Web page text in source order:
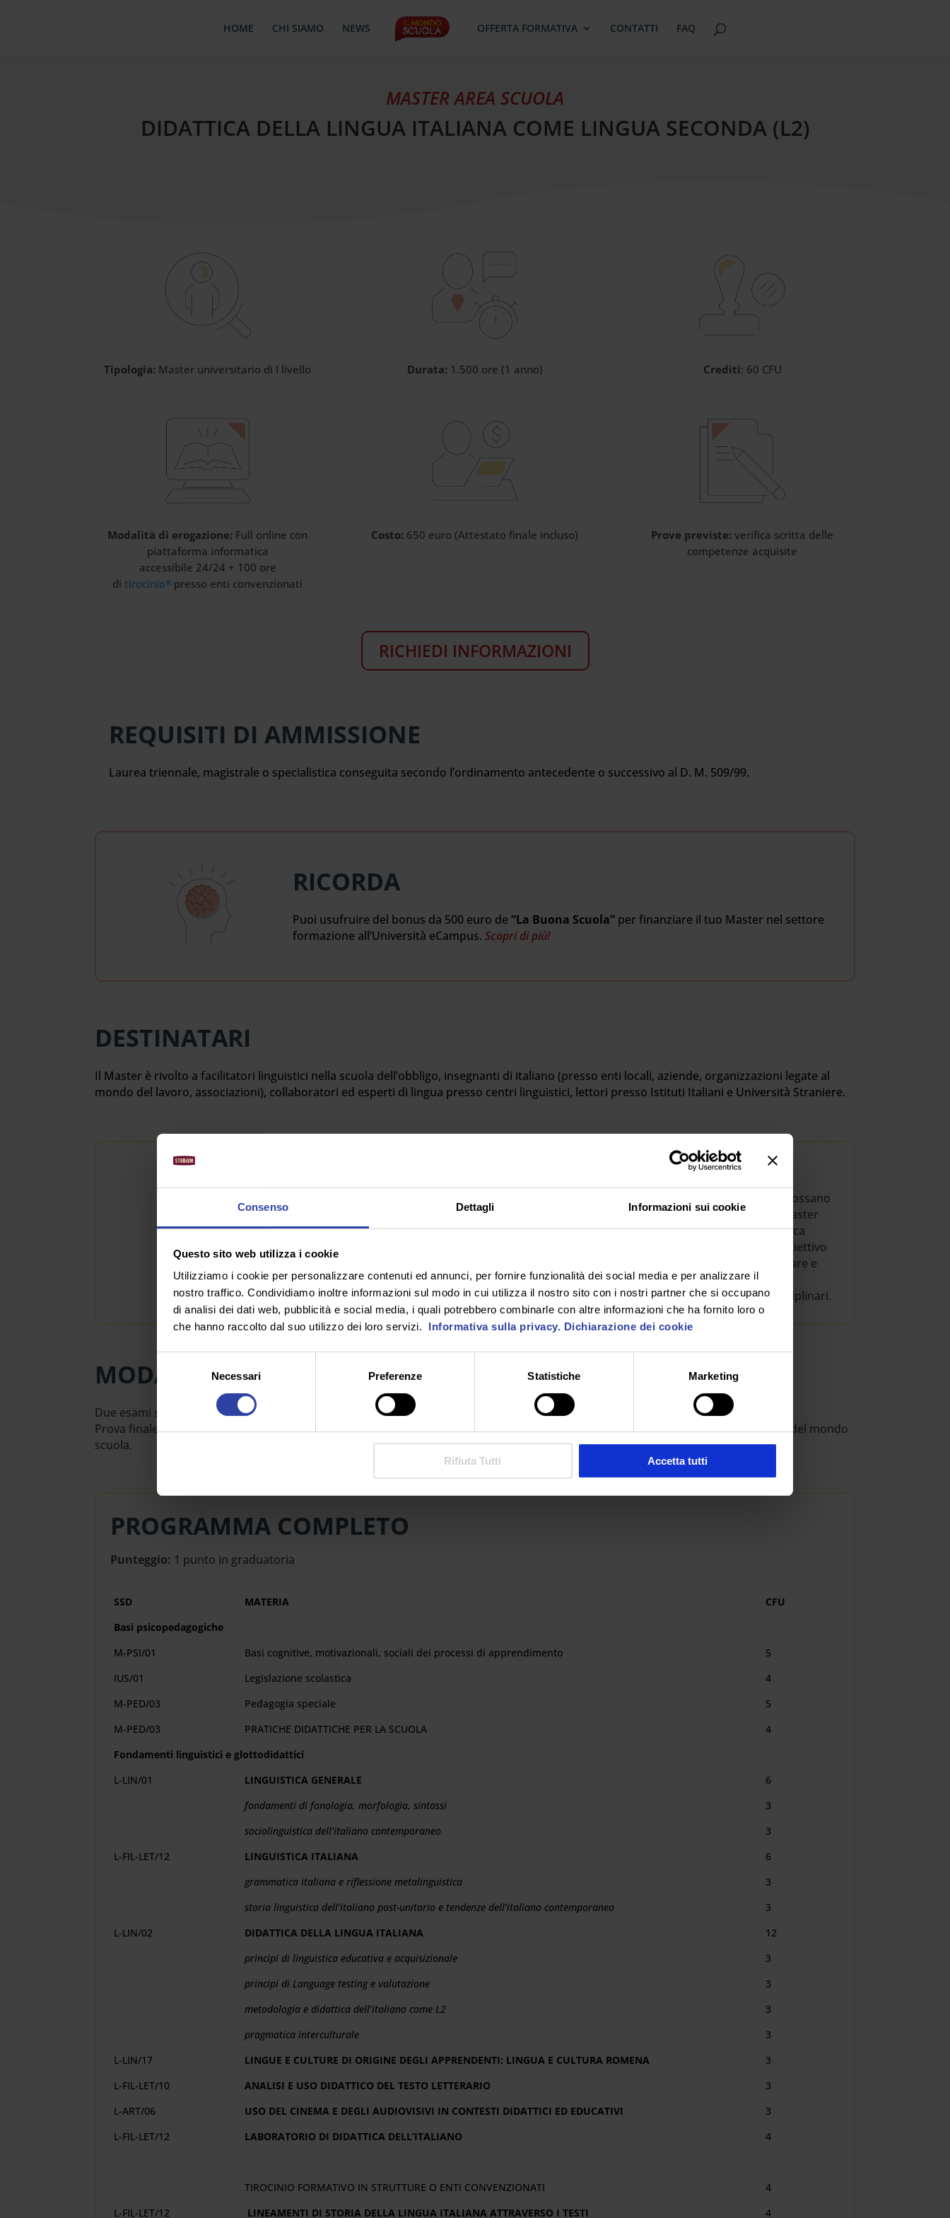
Consenso Dettagli Informazioni sui cookie
Questo sito web utilizza i cookie
Utilizziamo i cookie per personalizzare contenuti ed annunci, per fornire funzionalità dei social media e per analizzare il
nostro traffico. Condividiamo inoltre informazioni sul modo in cui utilizza il nostro sito con i nostri partner che si occupano
di analisi dei dati web, pubblicità e social media, i quali potrebbero combinarle con altre informazioni che ha fornito loro o
che hanno raccolto dal suo utilizzo dei loro servizi.
Informativa sulla privacy. Dichiarazione dei cookie
del
Necessari Preferenze Statistiche Marketing
Rifiuta Tutti Accetta tutti
HOME CHI SIAMO NEWS OFFERTA FORMATIVA CONTATTI FAQ
MASTER AREA SCUOLA
DIDATTICA DELLA LINGUA ITALIANA COME LINGUA SECONDA (L2)
Tipologia: Master universitario di I livello Durata: 1.500 ore (1 anno) Crediti: 60 CFU
Modalità di erogazione: Full online con
piattaforma informatica
accessibile 24/24 + 100 ore
ditirocinio* presso enti convenzionati
Costo: 650 euro (Attestato finale incluso) Prove previste: verifica scritta delle
competenze acquisite
RICHIEDI INFORMAZIONI
REQUISITI DI AMMISSIONE
Laurea triennale, magistrale o specialistica conseguita secondo l’ordinamento antecedente o successivo al D. M. 509/99.
RICORDA
Puoi usufruire del bonus da 500 euro de“La Buona Scuola” per finanziare il tuo Master nel settore
formazione all’Università eCampus.Scopri di più!
DESTINATARI
Il Master è rivolto a facilitatori linguistici nella scuola dell’obbligo, insegnanti di italiano (presso enti locali, aziende, organizzazioni legate al
mondo del lavoro, associazioni), collaboratori ed esperti di lingua presso centri linguistici, lettori presso Istituti Italiani e Università Straniere.
Il fenomeno dell’immigrazione in Italia richiede anche l’intervento di figure specializzate che possano
favorire l’integrazione a livello linguistico e culturale nel contesto scolastico ed educativo. Il master
risponde a questa esigenza permettendo ai partecipanti di acquisire una preparazione specifica
nell’ambito della didattica interculturale e della didattica dell’italiano come seconda lingua. Obiettivo
principale del corso è fornire le competenze metodologiche e didattiche necessarie a progettare e
attuare interventi formativi personalizzati, calibrati sulle esigenze dello studente e basati sul
confronto tra la sua lingua di origine e la lingua seconda in molteplici situazioni ed ambiti disciplinari.
MODALITÀ ESAMI
Due esami scritti da 30 domande l’uno a risposta multipla.
Prova finale da 1 CFU costituita da un ulteriore esame da 10 domande inerenti tematiche trasversali del master e cultura generale del mondo
scuola.
PROGRAMMA COMPLETO
Punteggio: 1 punto in graduatoria
SSD MATERIA
CFU
Basi psicopedagogiche
M-PSI/01
Basi cognitive, motivazionali, sociali dei processi di apprendimento
5
IUS/01
Legislazione scolastica
4
M-PED/03
Pedagogia speciale
5
M-PED/03
PRATICHE DIDATTICHE PER LA SCUOLA
4
Fondamenti linguistici e glottodidattici
L-LIN/01
LINGUISTICA GENERALE
6
fondamenti di fonologia, morfologia, sintassi
3
sociolinguistica dell’italiano contemporaneo
3
L-FIL-LET/12
LINGUISTICA ITALIANA
6
grammatica italiana e riflessione metalinguistica
3
storia linguistica dell’italiano post-unitario e tendenze dell’italiano contemporaneo
3
L-LIN/02
DIDATTICA DELLA LINGUA ITALIANA
12
principi di linguistica educativa e acquisizionale
3
principi di Language testing e valutazione
3
metodologia e didattica dell’italiano come L2
3
pragmatica interculturale
3
L-LIN/17
LINGUE E CULTURE DI ORIGINE DEGLI APPRENDENTI: LINGUA E CULTURA ROMENA
3
L-FIL-LET/10
ANALISI E USO DIDATTICO DEL TESTO LETTERARIO
3
L-ART/06
USO DEL CINEMA E DEGLI AUDIOVISIVI IN CONTESTI DIDATTICI ED EDUCATIVI
3
L-FIL-LET/12
LABORATORIO DI DIDATTICA DELL’ITALIANO 4
TIROCINIO FORMATIVO IN STRUTTURE O ENTI CONVENZIONATI
4
L-FIL-LET/12
LINEAMENTI DI STORIA DELLA LINGUA ITALIANA ATTRAVERSO I TESTI 4